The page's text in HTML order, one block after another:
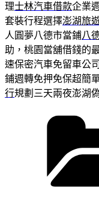
理士林汽車借款企業
套裝行程選擇澎湖旅
人圓夢八德市當鋪八
助，桃園當舖借錢的
速保密汽車免留車公
鋪週轉免押免保超簡
行規劃三天兩夜澎湖